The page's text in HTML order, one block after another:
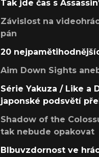
Tak jde čas s
Závislost na
pán
20
Aim Down Sights
Série Yakuza / Like a
japonské podsvětí
Shadow of the
tak nebude opakovat
Blbuvzdornost ve